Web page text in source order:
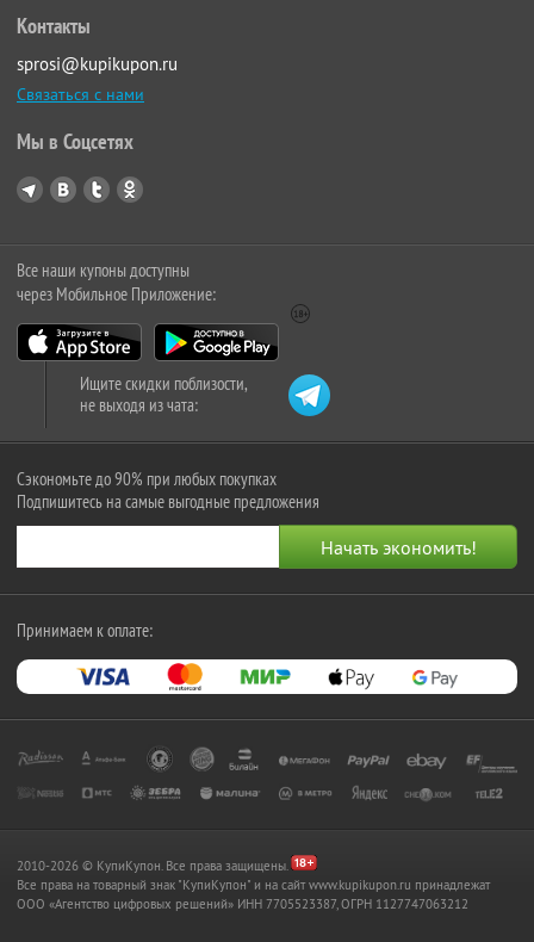
Контакты
sprosi@kupikupon.ru
Связаться с нами
Мы в Соцсетях
Все наши купоны доступны
через Мобильное Приложение:
Ищите скидки поблизости,
не выходя из чата:
Сэкономьте до 90% при любых покупках
Подпишитесь на самые выгодные предложения
Принимаем к оплате:
2010-2026 © КупиКупон. Все права защищены.
Все права на товарный знак "КупиКупон" и на сайт www.kupikupon.ru принадлежат
OOO «Агентство цифровых решений» ИНН 7705523387, ОГРН 1127747063212